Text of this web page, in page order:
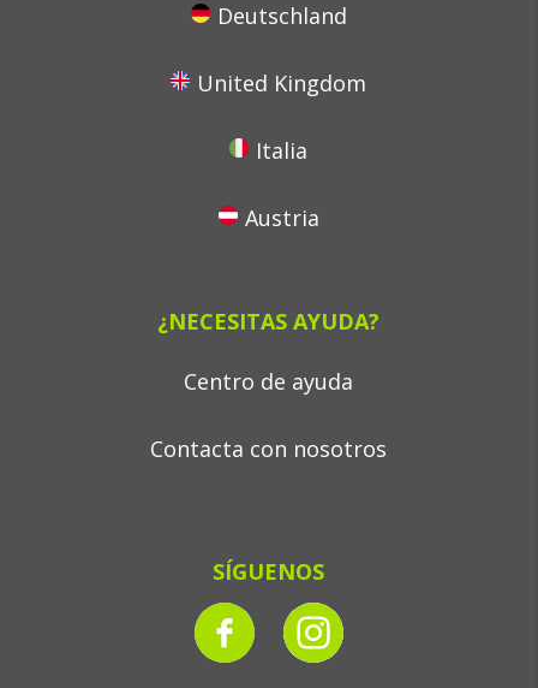
Deutschland
United Kingdom
Italia
Austria
¿NECESITAS AYUDA?
Centro de ayuda
Contacta con nosotros
SÍGUENOS